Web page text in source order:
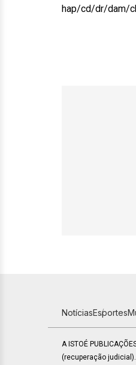
hap/cd/dr/dam/
NotíciasEsportes
A ISTOÉ
(recuperação